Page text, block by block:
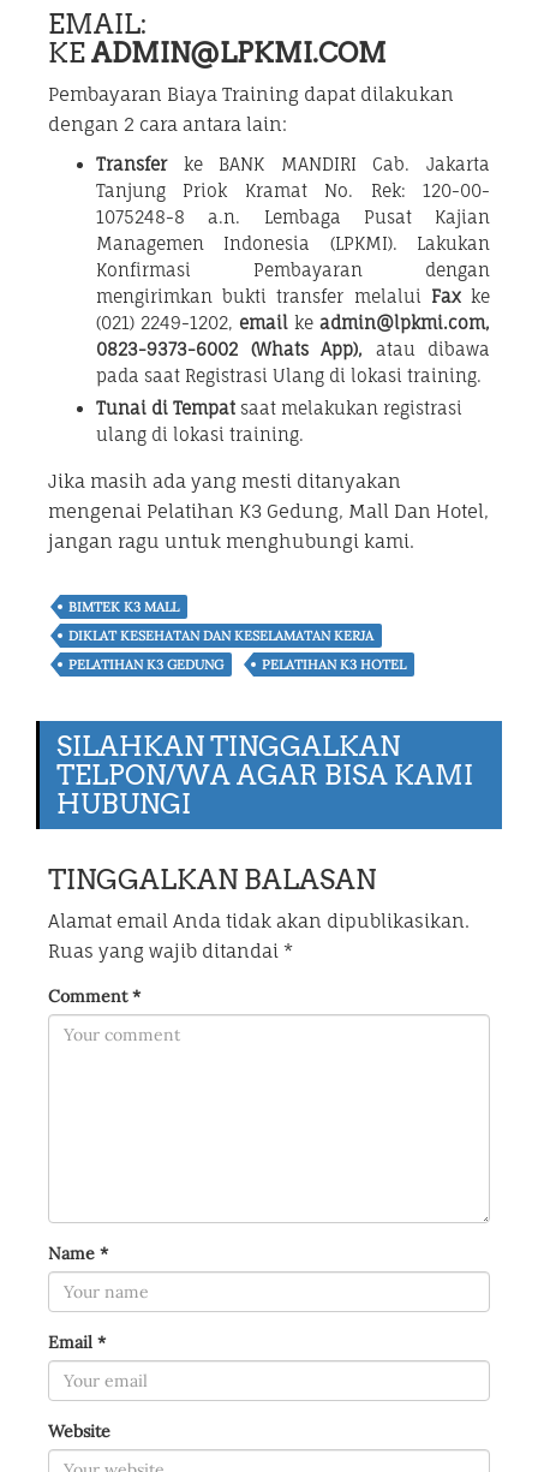
EMAIL:
KEADMIN@LPKMI.COM
Pembayaran Biaya Training dapat dilakukan
dengan 2 cara antara lain:
Transferke BANK MANDIRI Cab. Jakarta
Tanjung Priok Kramat No. Rek: 120-00-
1075248-8 a.n. Lembaga Pusat Kajian
Managemen Indonesia (LPKMI). Lakukan
Konfirmasi Pembayaran dengan
mengirimkan bukti transfer melalui Faxke
(021) 2249-1202, email ke admin@lpkmi.com,
0823-9373-6002 (Whats App), atau dibawa
pada saat Registrasi Ulang di lokasi training.
Tunai di Tempat saat melakukan registrasi
ulang di lokasi training.
Jika masih ada yang mesti ditanyakan
mengenai Pelatihan K3 Gedung, Mall Dan Hotel,
jangan ragu untuk menghubungi kami.
BIMTEK K3 MALL
DIKLAT KESEHATAN DAN KESELAMATAN KERJA
PELATIHAN K3 GEDUNG
PELATIHAN K3 HOTEL
SILAHKAN TINGGALKAN
TELPON/WA AGAR BISA KAMI
HUBUNGI
TINGGALKAN BALASAN
Alamat email Anda tidak akan dipublikasikan.
Ruas yang wajib ditandai *
Comment*
Name *
Email *
Website